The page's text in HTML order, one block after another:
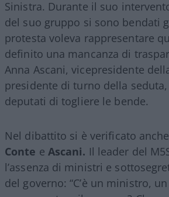
Sinistra. Durante il suo
del suo gruppo si sono bendati
protesta voleva rappresentare
definito una mancanza di
Anna Ascani, vicepresidente
presidente di turno della
deputati di togliere le bende.
Nel dibattito si è verificato
Conte e Ascani. Il leader del
l’assenza di ministri e
del governo: “C’è un ministro,